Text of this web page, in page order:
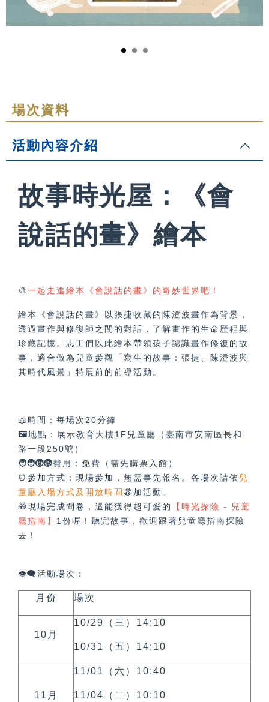
場次資料
活動內容介紹
故事時光屋：《會
說話的畫》繪本
🎨一起走進繪本《會說話的畫》的奇妙世界吧！
繪本《會說話的畫》以張捷收藏的陳澄波畫作為背景，
透過畫作與修復師之間的對話，了解畫作的生命歷程與
珍藏記憶。志工們以此繪本帶領孩子認識畫作修復的故
事，適合做為兒童參觀「寫生的故事：張捷、陳澄波與
其時代風景」特展前的前導活動。
📖時間：每場次20分鐘
🖼️地點：展示教育大樓1F兒童廳（臺南市安南區長和
路一段250號）
🧑‍🧑‍🧒‍🧒費用： 免費（需先購票入館）
⏰參加方式：現場參加，無需事先報名。各場次請依 兒
童廳入場方式及開放時間 參加活動。
🎁現場完成問卷，還能獲得超可愛的
【時光探險 - 兒童
廳指南】 1份喔！聽完故事，歡迎跟著兒童廳指南探險
去！
👁️‍🗨️活動場次：
月份 場次
10月
10/29（三）14:10
10/31（五）14:10
11月
11/01（六）10:40
11/04（二）10:10